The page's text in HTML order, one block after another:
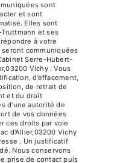
sont
et sont
Elles sont
et ses
à votre
communiquées
Serre-Hubert-
Vichy . Vous
d’effacement,
de retrait de
et du droit
d’une autorité de
de vos données
ces droits par voie
d'Allier,03200 Vichy
. Un justificatif
Nous conservons
prise de contact puis